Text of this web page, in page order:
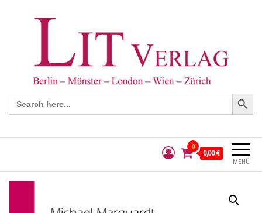
Search
for:
Search Button
MENÜ
0
0,00 €